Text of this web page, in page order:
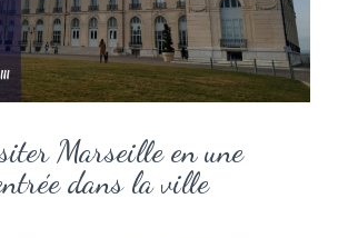
Marseille en une
dans la ville